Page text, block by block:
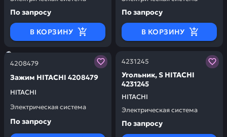
По запросу
В КОРЗИНУ
По запросу
В КОРЗИНУ
4208479
HITACHI
Зажим HITACHI 4208479
Электрическая система
Заказывая запчасти у нас, вы получаете гарантию
По запросу
4231245
HITACHI
Угольник, S HITACHI
4231245
Электрическая система
Заказывая запчасти у
По запросу